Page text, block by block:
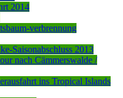
2014
verbrennung
Saisonabschluss 2013
nach Cämmerswalde /
ins Tropical Islands